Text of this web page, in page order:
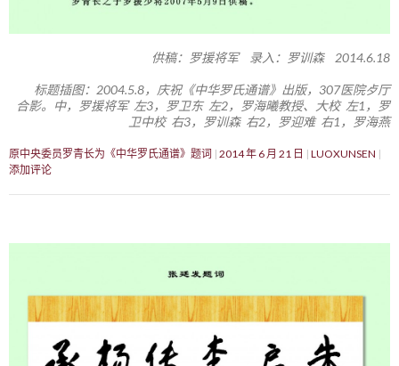
供稿：罗援将军 录入：罗训森 2014.6.18
标题插图：2004.5.8，庆祝《中华罗氏通谱》出版，307医院歺厅
合影。中，罗援将军 左3，罗卫东 左2，罗海曦教授、大校 左1，罗
卫中校 右3，罗训森 右2，罗迎难 右1，罗海燕
原中央委员罗青长为《中华罗氏通谱》题词 2014 年 6 月 21 日
LUOXUNSEN
添加评论